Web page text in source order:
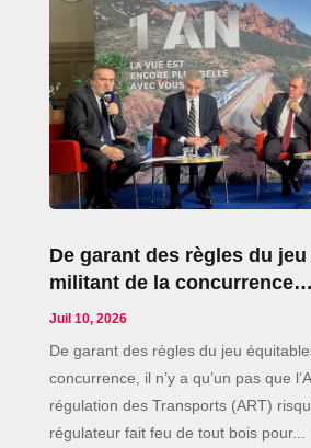
De garant des règles du
militant de la concurrence…
Juil 10, 2026
De garant des règles du jeu
concurrence, il n’y a qu’un pas que
régulation des Transports (ART)
régulateur fait feu de tout bois pour...